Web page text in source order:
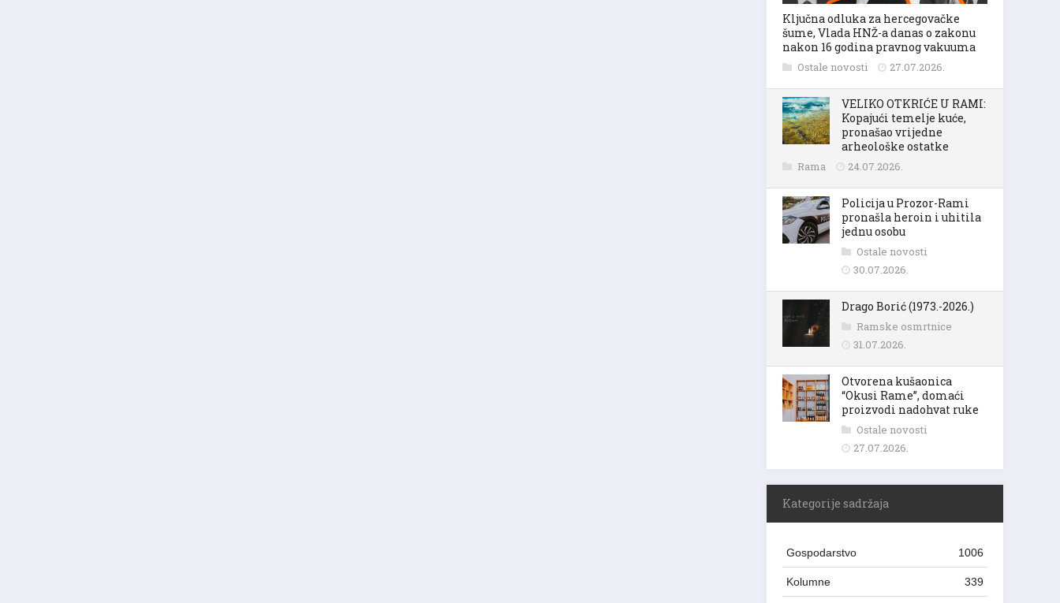
Ključna odluka za hercegovačke
šume, Vlada HNŽ-a danas o zakonu
nakon 16 godina pravnog vakuuma
Ostale novosti 27.07.2026.
VELIKO OTKRIĆE U RAMI:
Kopajući temelje kuće,
pronašao vrijedne
arheološke ostatke
Rama 24.07.2026.
Policija u Prozor-Rami
pronašla heroin i uhitila
jednu osobu
Ostale novosti
30.07.2026.
Drago Borić (1973.-2026.)
Ramske osmrtnice
31.07.2026.
Otvorena kušaonica
“Okusi Rame”, domaći
proizvodi nadohvat ruke
Ostale novosti
27.07.2026.
Kategorije sadržaja
Gospodarstvo 1006
Kolumne 339